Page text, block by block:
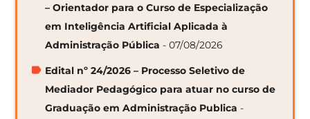
– Orientador para o Curso de Especialização
em Inteligência Artificial Aplicada à
Administração Pública - 07/08/2026
Edital nº 24/2026 – Processo Seletivo de
Mediador Pedagógico para atuar no curso de
Graduação em Administração Publica -